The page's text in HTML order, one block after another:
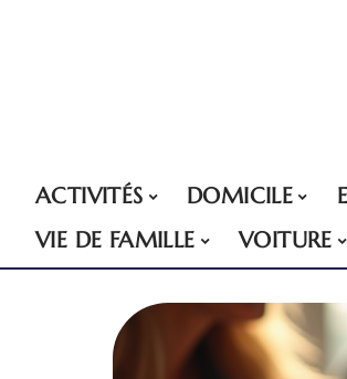
ACTIVITÉS DOMICILE
VIE DE FAMILLE
VOITURE